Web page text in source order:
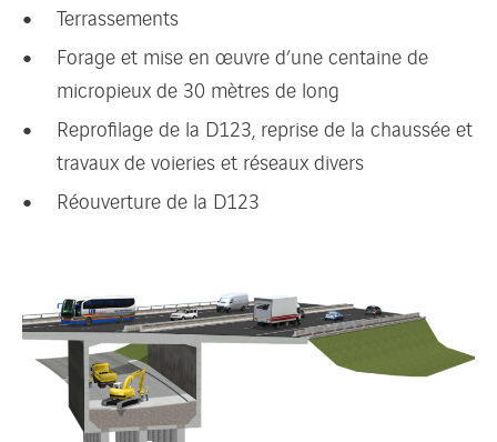
Terrassements
Forage et mise en œuvre d’une centaine de
micropieux de 30 mètres de long
Reprofilage de la D123, reprise de la chaussée et
travaux de voieries et réseaux divers
Réouverture de la D123